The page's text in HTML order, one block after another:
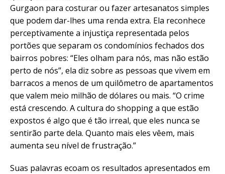
Gurgaon para costurar ou fazer artesanatos simples
que podem dar-lhes uma renda extra. Ela reconhece
perceptivamente a injustiça representada pelos
portões que separam os condomínios fechados dos
bairros pobres: “Eles olham para nós, mas não estão
perto de nós”, ela diz sobre as pessoas que vivem em
barracos a menos de um quilômetro de apartamentos
que valem meio milhão de dólares ou mais. “O crime
está crescendo. A cultura do shopping a que estão
expostos é algo que é tão irreal, que eles nunca se
sentirão parte dela. Quanto mais eles vêem, mais
aumenta seu nível de frustração.”
Suas palavras ecoam os resultados apresentados em